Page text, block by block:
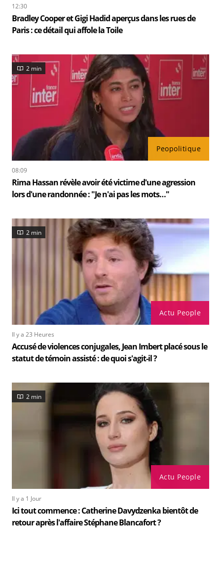
12:30
Bradley Cooper et Gigi Hadid aperçus dans les rues de
Paris : ce détail qui affole la Toile
Peopolitique
2 min
08:09
Rima Hassan révèle avoir été victime d'une agression
lors d'une randonnée : "Je n'ai pas les mots…"
Actu People
2 min
Il y a 23 Heures
Accusé de violences conjugales, Jean Imbert placé sous le
statut de témoin assisté : de quoi s'agit-il ?
Actu People
2 min
Il y a 1 Jour
Ici tout commence : Catherine Davydzenka bientôt de
retour après l'affaire Stéphane Blancafort ?